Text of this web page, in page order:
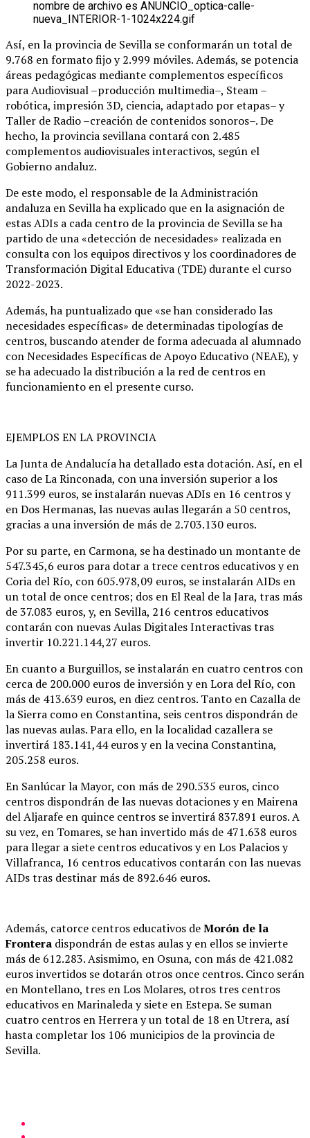
Así, en la provincia de Sevilla se conformarán un total de
9.768 en formato fijo y 2.999 móviles. Además, se potencia
áreas pedagógicas mediante complementos específicos
para Audiovisual –producción multimedia–, Steam –
robótica, impresión 3D, ciencia, adaptado por etapas– y
Taller de Radio –creación de contenidos sonoros–. De
hecho, la provincia sevillana contará con 2.485
complementos audiovisuales interactivos, según el
Gobierno andaluz.
De este modo, el responsable de la Administración
andaluza en Sevilla ha explicado que en la asignación de
estas ADIs a cada centro de la provincia de Sevilla se ha
partido de una «detección de necesidades» realizada en
consulta con los equipos directivos y los coordinadores de
Transformación Digital Educativa (TDE) durante el curso
2022-2023.
Además, ha puntualizado que «se han considerado las
necesidades específicas» de determinadas tipologías de
centros, buscando atender de forma adecuada al alumnado
con Necesidades Específicas de Apoyo Educativo (NEAE), y
se ha adecuado la distribución a la red de centros en
funcionamiento en el presente curso.
EJEMPLOS EN LA PROVINCIA
La Junta de Andalucía ha detallado esta dotación. Así, en el
caso de La Rinconada, con una inversión superior a los
911.399 euros, se instalarán nuevas ADIs en 16 centros y
en Dos Hermanas, las nuevas aulas llegarán a 50 centros,
gracias a una inversión de más de 2.703.130 euros.
Por su parte, en Carmona, se ha destinado un montante de
547.345,6 euros para dotar a trece centros educativos y en
Coria del Río, con 605.978,09 euros, se instalarán AIDs en
un total de once centros; dos en El Real de la Jara, tras más
de 37.083 euros, y, en Sevilla, 216 centros educativos
contarán con nuevas Aulas Digitales Interactivas tras
invertir 10.221.144,27 euros.
En cuanto a Burguillos, se instalarán en cuatro centros con
cerca de 200.000 euros de inversión y en Lora del Río, con
más de 413.639 euros, en diez centros. Tanto en Cazalla de
la Sierra como en Constantina, seis centros dispondrán de
las nuevas aulas. Para ello, en la localidad cazallera se
invertirá 183.141,44 euros y en la vecina Constantina,
205.258 euros.
En Sanlúcar la Mayor, con más de 290.535 euros, cinco
centros dispondrán de las nuevas dotaciones y en Mairena
del Aljarafe en quince centros se invertirá 837.891 euros. A
su vez, en Tomares, se han invertido más de 471.638 euros
para llegar a siete centros educativos y en Los Palacios y
Villafranca, 16 centros educativos contarán con las nuevas
AIDs tras destinar más de 892.646 euros.
Además, catorce centros educativos deMorón de la
Frontera dispondrán de estas aulas y en ellos se invierte
más de 612.283. Asismimo, en Osuna, con más de 421.082
euros invertidos se dotarán otros once centros. Cinco serán
en Montellano, tres en Los Molares, otros tres centros
educativos en Marinaleda y siete en Estepa. Se suman
cuatro centros en Herrera y un total de 18 en Utrera, así
hasta completar los 106 municipios de la provincia de
Sevilla.